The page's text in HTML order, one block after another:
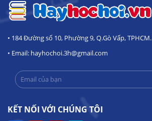
• 184 Đường số 10, Phường 9, Q.Gò Vấp, TPHCM.
• Email: hayhochoi.3h@gmail.com
KẾT NỐI VỚI CHÚNG TÔI